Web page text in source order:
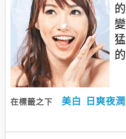
在標籤之下 美白
日爽夜潤